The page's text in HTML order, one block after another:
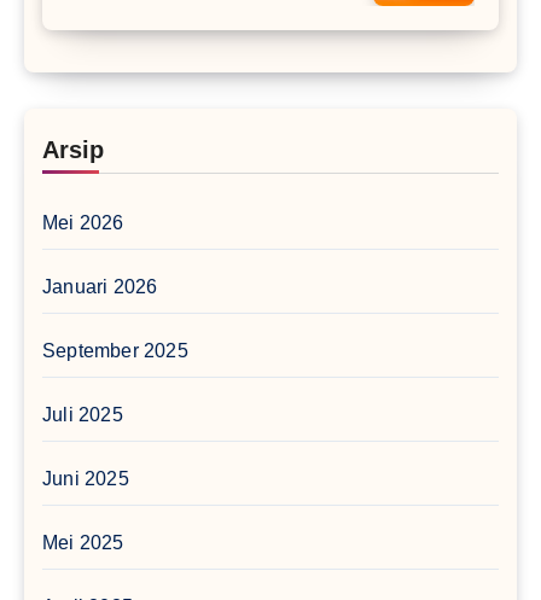
Arsip
Mei 2026
Januari 2026
September 2025
Juli 2025
Juni 2025
Mei 2025